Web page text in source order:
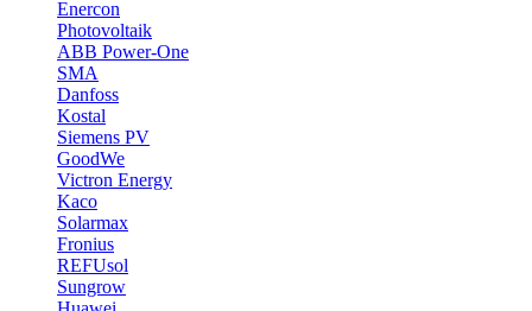
Enercon
Photovoltaik
ABB Power-One
SMA
Danfoss
Kostal
Siemens PV
GoodWe
Victron Energy
Kaco
Solarmax
Fronius
REFUsol
Sungrow